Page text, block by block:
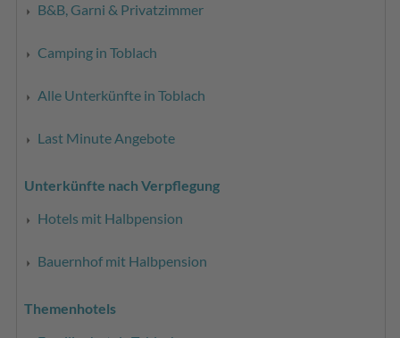
B&B, Garni & Privatzimmer
Camping in Toblach
Alle Unterkünfte in Toblach
Last Minute Angebote
Unterkünfte nach Verpflegung
Hotels mit Halbpension
Bauernhof mit Halbpension
Themenhotels